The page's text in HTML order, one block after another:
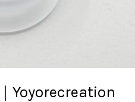
｜Yoyorecreation